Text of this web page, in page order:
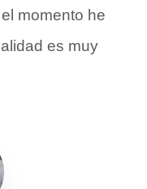
momento he
es muy